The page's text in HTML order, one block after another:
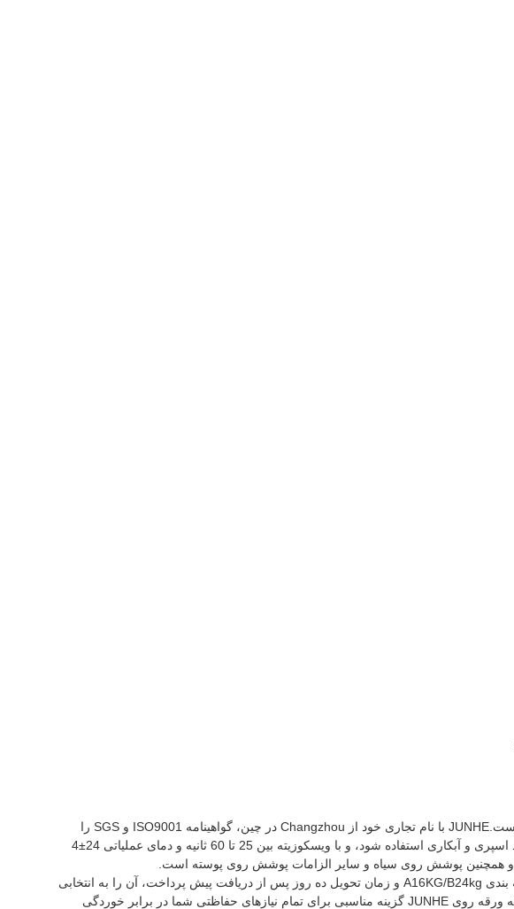
پوشش ورقه‌ای روی JUNHE گزینه‌ای ایده‌آل برای ایجاد حفاظت در برابر خوردگی برای کاربردهای خودرو، دریایی و هوافضا است.JUNHE با نام تجاری خود از Changzhou در چین، گواهینامه ISO9001 و SGS را
گذرانده است، و آن را به منبع قابل اعتماد پوشش روی پوسته تبدیل کرده است.این می تواند در انواع روش های پوشش، مانند اسپری و آبکاری استفاده شود، و با ویسکوزیته بین 25 تا 60 ثانیه و دمای عملیاتی 24±4
حداقل مقدار سفارش برای پوشش ورقه ورقه روی JUNHE 100 کیلو آمپر است و قیمت آن قابل مذاکره است.جزئیات بسته بندی A16KG/B24kg و زمان تحویل ده روز پس از دریافت پیش پرداخت، آن را به انتخابی
مطمئن برای مشتریانی که نیاز به حفاظت در برابر خوردگی دارند تبدیل می کند.با توانایی عرضه 2 تن/تن در روز، پوشش ورقه ورقه روی JUNHE گزینه مناسبی برای تمام نیازهای حفاظتی شما در برابر خوردگی